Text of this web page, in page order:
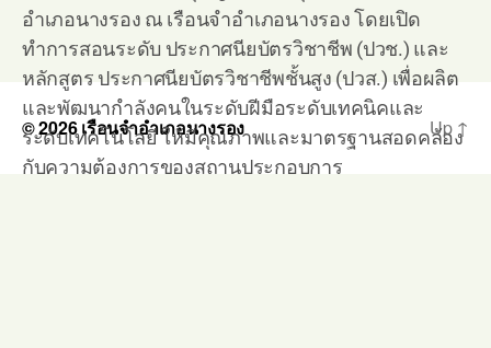
อำเภอนางรอง ณ เรือนจำอำเภอนางรอง โดยเปิด
ทำการสอนระดับ ประกาศนียบัตรวิชาชีพ (ปวช.) และ
หลักสูตร ประกาศนียบัตรวิชาชีพชั้นสูง (ปวส.) เพื่อผลิต
และพัฒนากำลังคนในระดับฝีมือระดับเทคนิคและ
ระดับเทคโนโลยี ให้มีคุณภาพและมาตรฐานสอดคล้อง
กับความต้องการของสถานประกอบการ
© 2026เรือนจำอำเภอนางรอง Up ↑